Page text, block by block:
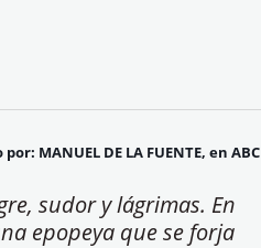
MANUEL DE LA FUENTE, en ABC
sudor y lágrimas. En
epopeya que se forja